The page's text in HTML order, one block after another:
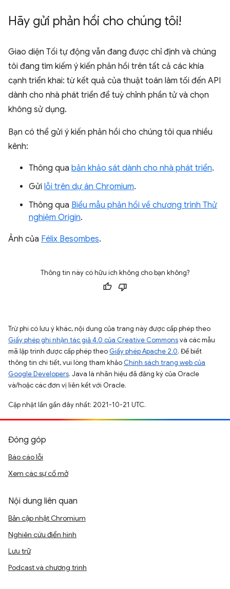
Hãy gửi phản hồi cho chúng tôi!
Giao diện Tối tự động vẫn đang được chỉ định và chúng
tôi đang tìm kiếm ý kiến phản hồi trên tất cả các khía
cạnh triển khai: từ kết quả của thuật toán làm tối đến API
dành cho nhà phát triển để tuỳ chỉnh phần tử và chọn
không sử dụng.
Bạn có thể gửi ý kiến phản hồi cho chúng tôi qua nhiều
kênh:
Thông qua bản khảo sát dành cho nhà phát triển.
Gửi lỗi trên dự án Chromium.
Thông qua Biểu mẫu phản hồi về chương trình Thử
nghiệm Origin.
Ảnh của Félix Besombes.
Thông tin này có hữu ích không cho bạn không?
Trừ phi có lưu ý khác, nội dung của trang này được cấp phép theo
Giấy phép ghi nhận tác giả 4.0 của Creative Commonsvà các mẫu
mã lập trình được cấp phép theo Giấy phép Apache 2.0. Để biết
thông tin chi tiết, vui lòng tham khảo Chính sách trang web của
Google Developers. Java là nhãn hiệu đã đăng ký của Oracle
và/hoặc các đơn vị liên kết với Oracle.
Cập nhật lần gần đây nhất: 2021-10-21 UTC.
Đóng góp
Báo cáo lỗi
Xem các sự cố mở
Nội dung liên quan
Bản cập nhật Chromium
Nghiên cứu điển hình
Lưu trữ
Podcast và chương trình